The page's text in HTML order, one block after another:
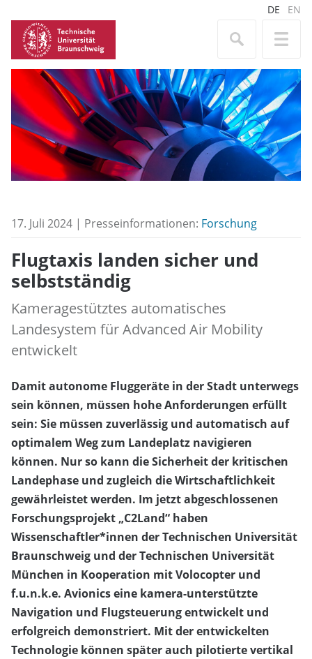
DE EN
17. Juli 2024 | Presseinformationen: Forschung
Flugtaxis landen sicher und
selbstständig
Kameragestütztes automatisches
Landesystem für Advanced Air Mobility
entwickelt
Damit autonome Fluggeräte in der Stadt unterwegs
sein können, müssen hohe Anforderungen erfüllt
sein: Sie müssen zuverlässig und automatisch auf
optimalem Weg zum Landeplatz navigieren
können. Nur so kann die Sicherheit der kritischen
Landephase und zugleich die Wirtschaftlichkeit
gewährleistet werden. Im jetzt abgeschlossenen
Forschungsprojekt „C2Land“ haben
Wissenschaftler*innen der Technischen Universität
Braunschweig und der Technischen Universität
München in Kooperation mit Volocopter und
f.u.n.k.e. Avionics eine kamera-unterstützte
Navigation und Flugsteuerung entwickelt und
erfolgreich demonstriert. Mit der entwickelten
Technologie können später auch pilotierte vertikal